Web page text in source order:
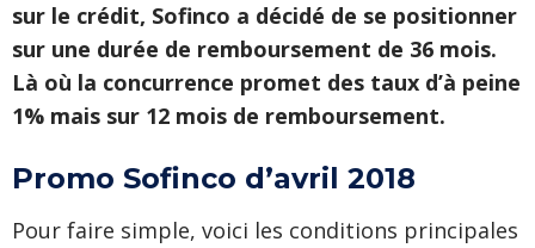
sur le crédit, Sofinco a décidé de se positionner
sur une durée de remboursement de 36 mois.
Là où la concurrence promet des taux d’à peine
1% mais sur 12 mois de remboursement.
Promo Sofinco d’avril 2018
Pour faire simple, voici les conditions principales